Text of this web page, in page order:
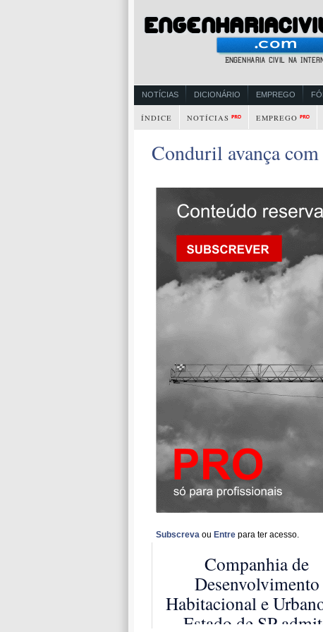
NOTÍCIAS DICIONÁRIO EMPREGO
ÍNDICE NOTÍCIAS EMPREGO
Conduril avança
Subscreva ou Entrepara ter acesso.
Companhia de
Desenvolvimento
Habitacional e
Estado de SP